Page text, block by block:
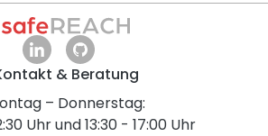
& Beratung
– Donnerstag:
Uhr und 13:30 - 17:00 Uhr